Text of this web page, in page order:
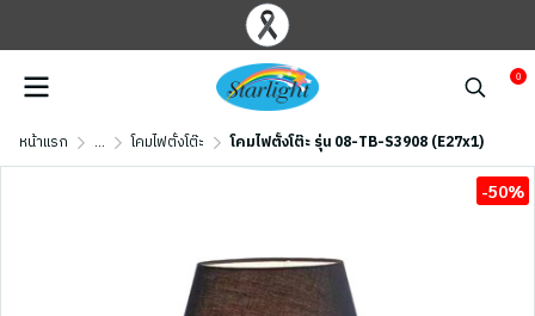
0
หน้าแรก ... โคมไฟตั้งโต๊ะ โคมไฟตั้งโต๊ะ รุ่น 08-TB-S3908 (E27x1)
-50%